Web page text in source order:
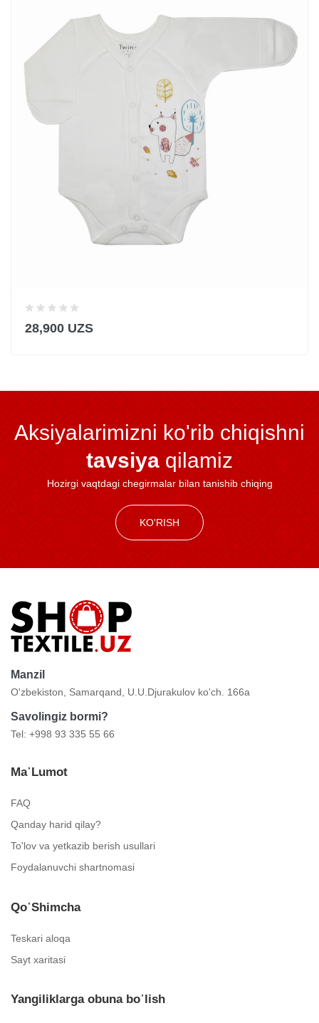
28,900 UZS
Aksiyalarimizni ko'rib chiqishni
tavsiya qilamiz
Hozirgi vaqtdagi chegirmalar bilan tanishib chiqing
KO'RISH
Manzil
O'zbekiston, Samarqand, U.U.Djurakulov ko'ch. 166a
Savolingiz bormi?
Tel: +998 93 335 55 66
Ma᾿lumot
FAQ
Qanday harid qilay?
To'lov va yetkazib berish usullari
Foydalanuvchi shartnomasi
Qo᾿shimcha
Teskari aloqa
Sayt xaritasi
Yangiliklarga obuna bo᾿lish